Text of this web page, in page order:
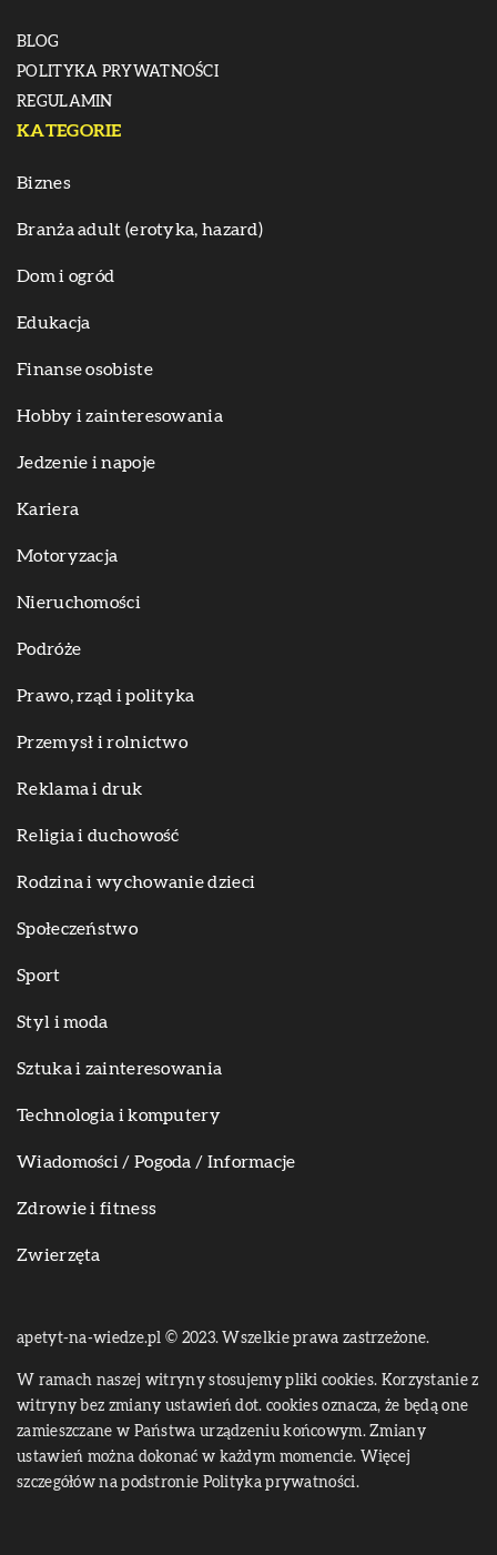
BLOG
POLITYKA PRYWATNOŚCI
REGULAMIN
KATEGORIE
Biznes
Branża adult (erotyka, hazard)
Dom i ogród
Edukacja
Finanse osobiste
Hobby i zainteresowania
Jedzenie i napoje
Kariera
Motoryzacja
Nieruchomości
Podróże
Prawo, rząd i polityka
Przemysł i rolnictwo
Reklama i druk
Religia i duchowość
Rodzina i wychowanie dzieci
Społeczeństwo
Sport
Styl i moda
Sztuka i zainteresowania
Technologia i komputery
Wiadomości / Pogoda / Informacje
Zdrowie i fitness
Zwierzęta
apetyt-na-wiedze.pl © 2023. Wszelkie prawa zastrzeżone.
W ramach naszej witryny stosujemy pliki cookies. Korzystanie z
witryny bez zmiany ustawień dot. cookies oznacza, że będą one
zamieszczane w Państwa urządzeniu końcowym. Zmiany
ustawień można dokonać w każdym momencie. Więcej
szczegółów na podstronie Polityka prywatności.